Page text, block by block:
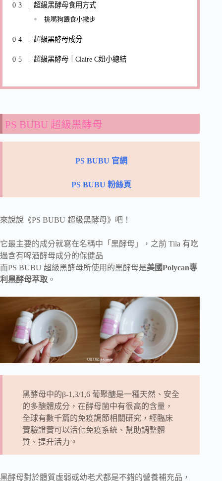
超級黑酵母食用方式
挑嘴狗餵食小撇步
超級黑酵母成分
超級黑酵母｜Claire C妞小總結
PS BUBU 超級黑酵母
PS BUBU 官網
PS BUBU 粉絲頁
來說說《PS BUBU 超級黑酵母》吧！
它最主要的成分就寫在名稱中「黑酵母」，之前 Tila 有吃
過含有啤酒酵母成分的保健品
而PS BUBU 超級黑酵母所使用的黑酵母是美國Polycan專
利黑酵母萃取 。
黑酵母中的β-1,3/1,6 葡聚醣是一種天然、安全
的多醣體成分，在酵母菌中有很高的含量，
全球有數千篇的免疫調節相關研究，經臨床
實驗證實可以活化免疫系統、幫助調整體
質、提升活力。
黑酵母對於體質虛弱或幼老犬都是不錯的營養補充品，